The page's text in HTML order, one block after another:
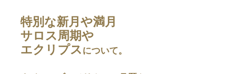
特別な新月や満月
サロス周期や
エクリプスについて。